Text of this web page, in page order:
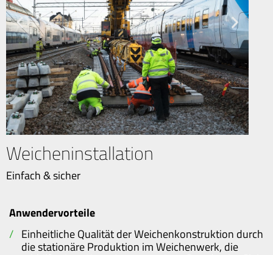
Weicheninstallation
Einfach & sicher
Anwendervorteile
Einheitliche Qualität der Weichenkonstruktion durch
die stationäre Produktion im Weichenwerk, die